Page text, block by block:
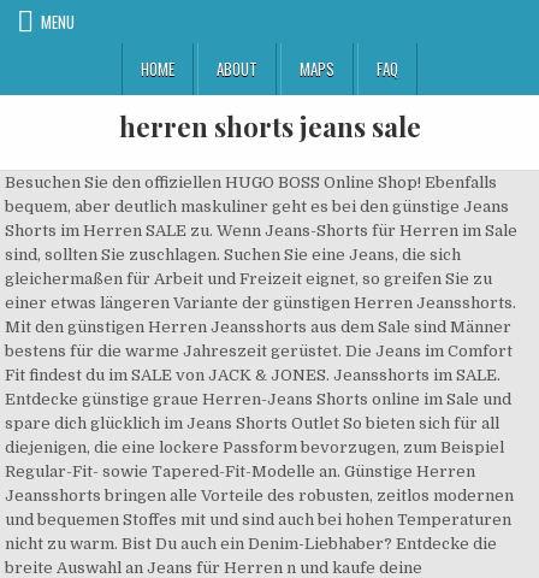
MENU
HOME
ABOUT MAPS FAQ
herren shorts jeans sale
Besuchen Sie den offiziellen HUGO BOSS Online Shop! Ebenfalls bequem, aber deutlich maskuliner geht es bei den günstige Jeans Shorts im Herren SALE zu. Wenn Jeans-Shorts für Herren im Sale sind, sollten Sie zuschlagen. Suchen Sie eine Jeans, die sich gleichermaßen für Arbeit und Freizeit eignet, so greifen Sie zu einer etwas längeren Variante der günstigen Herren Jeansshorts. Mit den günstigen Herren Jeansshorts aus dem Sale sind Männer bestens für die warme Jahreszeit gerüstet. Die Jeans im Comfort Fit findest du im SALE von JACK & JONES. Jeansshorts im SALE. Entdecke günstige graue Herren-Jeans Shorts online im Sale und spare dich glücklich im Jeans Shorts Outlet So bieten sich für all diejenigen, die eine lockere Passform bevorzugen, zum Beispiel Regular-Fit- sowie Tapered-Fit-Modelle an. Günstige Herren Jeansshorts bringen alle Vorteile des robusten, zeitlos modernen und bequemen Stoffes mit und sind auch bei hohen Temperaturen nicht zu warm. Bist Du auch ein Denim-Liebhaber? Entdecke die breite Auswahl an Jeans für Herren n und kaufe deine Lieblingsteile. Sie können das Setzen von Cookies für die jeweiligen Zwecke entweder insgesamt akzeptieren, in dem Sie „Einverstanden” klicken, oder Ihre Cookie-Einstellungen mit einem Klick auf „Einstellungen“ nach einzelnen Kategorien von Cookies getrennt ändern. Durch die hohe Qualität, die im SALE geboten wird, sind günstige Herren Hosen immer schnell vergriffen. Etwas figurbetonter wird es hingegen mit Shorts im Slim-Fit-Schnitt. Zusätzlich können Sie auch die ideale Sonnenbrille für die warmen Sommertage finden. SSL-Verschlüsselung: Mit uns und unseren Partnern bezahlen Sie sicher und komfortabel. Wer es eleganter mag, der fügt seinem Denim-Shorts-Outfit ein schickes Blouson hinzu. Herren Bermudas von bonprix – luftige Looks für heiße Tage. Ergattern Sie im Outlet innerhalb kurzer Zeit ein Produkt, welches gefällt und Ihre Ansprüche erfüllt. Hier finden Sie eine Vielzahl preisgünstiger und reduzierter Shorts. Black & White Denim Better World Be … Als Kombinationspartner für sämtliche Varianten dienen das allseits beliebte klassische T-Shirt oder Poloshirt samt sportiven Sneakers. Kleiden Sie sich neu ein und shoppen Sie reduzierte Mode für Herren online im Jeans Fritz Sale. Entdecken Sie regelmäßig aktuelle Trends & sichern Sie sich exklusive Angebote. Ihre Einwilligung ist freiwillig. Dieser Internetauftritt gehört zur Unternehmensgruppe der Peek & Cloppenburg KG, Düsseldorf, deren Häuserstandorte Sie hier finden. So sind Herren auch bei sommerlichen Höchsttemperaturen modisch … Ebenso wie bei ihren Pendants in lang sind günstige Herren Jeansshorts mit ihrer Materialzusammensetzung der Renner in puncto angenehmem Tragekomfort. Entdecken Sie Jeans von HUGO BOSS - jetzt im Sale! Als modisches i-Tüpfelchen fungieren Kontrastnähte, Logo-Details, Bundaufschläge und kernige Karabinerketten. Entdecken Sie den großen Sale der Jeansshorts für Herren und finden Sie Ihre Favoriten zum Schnäppchenpreis. Auch die große Vielfalt der Modelle mit zahlreichen, verschiedenen Details ist an den günstigen Jeansshortsfür Herren nicht vorbeigegangen. Es gibt zwei unabhängige Unternehmen Peek & Cloppenburg mit Hauptsitzen in Düsseldorf und Hamburg. Weitere Informationen hierzu finden Sie in unseren Datenschutzbestimmungen. Männer, aufgepasst: Der Sale von TOM TAILOR ist die perfekte Gelegenheit, Deine Garderobe um luftige und lässige Shorts für die wärmeren Jahreszeiten zu erweitern! Jeans-Shorts für Herren bei LadenZeile.de - Riesige Auswahl an neuesten Fashion Trends für jeden Anlass! Versandkostenfrei! Wählen Sie durchdachte Designs und raffinierte Schnitte. Bis zu 50% reduziert Günstige Herren Jeans Shorts online kaufen › Tolle Angebote im SALE Mache jetzt Schnäppchen auf SALE % Eine Abmeldung ist jederzeit möglich. Mit unseren Shorts für Herren im Sale kannst Du Deine Männlichkeit im Frühling und Sommer stilecht in Szene setzen. Etwas figurbetonter wird es hingegen mit Shorts im Slim-Fit-Schnitt. Ein Sommer ohne kurze Hosen ist wie ein Winter ohne Minusgrade. Hier reicht die Auswahl von Denimblue über den typischen Stone Washed Look bis hin zur angesagten Destroyed-Optik. Jetzt Herren Jeans im Sale bei Diesel. Die Beimischung von Elasthan verleiht den beliebten Hosen einen gewissen Stretch und sorgt dafür, dass sie sich noch besser an die individuellen Körperformen anpasst. Schnittpräferenzen lassen sich mit günstigen Herren Jeansshorts wunderbar ausleben. Der roughe Denim-Look passt prima zu Poloshirts, einem Tank Top oder einem locker geschnittenen Hemd. Ob Nike, adidas, Billabong oder Reebook: Bei uns findest du alles, was Namen hat und mit hervorragenden Materialien und einwandfreier Verarbeitung begeistert. Entdecken Sie Shorts von HUGO BOSS - jetzt im Sale! Ähnlich verhält es sich mit den verschiedenen Waschungen. Es sind die verschiedensten Längen vertreten, sowie Shorts im klassischen Look, im Used- oder Destroyed-Look, mit Taschen oder ohne sowie in … Schnell sein lohnt sich! Entdecke Shorts für Herren im Sale von ASOS. So sind auch die Exemplare der kurzen Varianten in unterschiedlichen Farben, Schnitten und Längen erhältlich. Tipp: Die passende Oberbekleidung kannst Du hier im Herren SALE gleich mitbestellen. Einzelheiten zur Einlösung des Coupons finden Sie unter www.peek-cloppenburg.de/faq/coupons/. Durchstöbern Sie das große Sortiment und finden Sie Ihre neue Lieblingsjeans für heiße Tage und kombinieren Sie es doch mit dem immer modischen Karohemd. Nur für Männer: Herren Jeans Sale ⬌ 100 Tage Rückgaberecht ♦ Top Qualität ♦ Kostenloser Versand & schnelle Lieferung ♦ Entdecken Sie moderne Looks bei ANSON'S Da eignen sich vorallem die trendy verspiegelten Sonnenbrillen. Unsere Denim-Shorts für Herren im Sale sind ideal für einen tollen Retro-Look. Kurze Hosen aus Denim gehören in den Urlaubskoffer, wenn die Wetter-App für … Männer können entweder zum klassischen Bluejeans-Exemplar oder zu Modellen in Schwarz oder Weiß greifen. Herren Shorts im Sale: Der Frühling kann kommen! Preise vergleichen und bequem online kaufen! Kombiniere die kurze Hose mit einem schlichten weißen Basic T-Shirt oder einem T-shirt mit Rock‘n‘roll- oder Motorsport-Print um den echten 50er-Look perfekt zu machen. Schmale Passform aber nicht hauteng. Slim. So ist es einleuchtend, dass die Nachfrage nach einer Jeans, welche Sie auch im Sommer tragen können, schnell groß wurde. Jeansshorts für Herren im Sale: große Auswahl an Passformen. ... G-STAR RAW Herren Jeans 3301 Slim Günstige Jeansshorts für Herren kaufen und der Sommer kann kommen. Kein Kleidungsstück vermittelt nämlich Urlaubs-Feeling so gut wie Herren-Jeans-Shorts. Diese Analyse-, Marketing- und SocialMedia-Cookies können Sie frei an-und abwählen. Wer eine günstige Jeansshort für Herren benötigt, sollte sich einmal im Sale - Bereich bei Zalando.ch umschauen. Wählen Sie durchdachte Designs und raffinierte Schnitte. Eine barrierefreie Nutzung der Website wird durch die Abwahl dieser Cookies nicht verhindert. So ist es einleuchtend, dass die Nachfrage nach einer Jeans, welche Sie auch im Sommer tragen können, schnell groß wurde. Willkommen in der "Jeanshosen" Abteilung der Kategorie Bekleidung bei Amazon.de . Perfekt passen die stylischen Espandrillos für das richtige Somme Outfit. Dieser Internetauftritt gehört zur Unternehmensgruppe der Peek & Cloppenburg KG, Düsseldorf, deren Häuserstandorte Sie. Genießen Sie komfortables Shoppen mit Erfolg, ganz bequem vom heimischen Sofa aus. Herren Shorts günstig bei KiK! Lange Jeans zählen schon lange zu den beliebtesten Kleidungsstücken und haben diesen Ruf bis heute behalten. Fernab von unangenehmem Schwitzen und mit einer guten Portion an Lässigkeit gehören die bequemen Bekleidungsstücke zu den Bestsellern beim männlichen Geschlecht. Günstige kurze Jeans für Herren gehören somit zum alltäglichen Bild im Sommer. Von Kleidern über schlichte T-Shirts bis hin zu kleineren Accessoires aus sorgfältig ausgewählten Materialien: Entdecken Sie eine erlesene Auswahl an Designs mit bis zu 70 % Rabatt. Doch auch beim gemütlichen Grillabend oder beim Picknick im Park können Sie mit einer Jeans Shorts nichts falsch machen. Entdecke angesagte Jeanshosen für Herren & mache ein Schnäppchen. Jeans Shorts Skinny Fit Slim Fit Regular Fit Comfort Fit Denim Specials. Mit den günstigen Herren Jeansshorts von Zalando.at sind sie immer gut angezogen. Lange Jeans zählen schon lange zu den beliebtesten Kleidungsstücken und haben diesen Ruf bis heute behalten. Entdecken Sie das breit gefächerte und stets aktuelle Sortiment der Jeanshosen bei Zalando.at! Jetzt bei P&C Günstige Shorts & Bermudas für Herren online kaufen | 0€ Versand ⬌ 100 Tage Rückgaberecht Herren Shorts & Bermudas im Sale 2021 Gratisversand ** Der Coupon hat einen Wert von 10%, gilt ab einem Bestellwert von 60 € und ist bis zu 30 Tage nach Newsletter-Anmeldung gültig. Jack & Jones JJIRICK JJICON - Jeans Shorts - blue denim für 20 00 € (29.11.2020) versandkostenfrei b… Wir verwenden Cookies (auch von Drittanbietern) für statistische Analysen, um den Wirkungsgrad unserer Werbekampagnen zu bewerten und um Ihnen auch über diese Seite hinaus Werbung anbieten zu können, die Ihren Interessen und Ihrem Surfverhalten entspricht. Herren Jeans, günstig wie nie, gibt es jetzt im Herren SALE von ABOUT YOU. Neben preiswerter Bekleidung wie Jeans, Shirts, Hemden, Pullover und Jacken findet Mann im Jeans Fritz Sale natürlich auch Accessoires zu sensationellen Preisen. Mode für Herren jetzt in unserem Sale: Tolle Angebote auf zeitlose Designs zum Verschenken (oder Behalten). Jeans & Mode der Top-Marken im SALE bei jeans-direct.de - Bis zu 70 % reduziert Große Auswahl Jetzt Mode zu Top-Preisen reduziert kaufen! Besuchen Sie den offiziellen HUGO BOSS Online Shop! Denn die praktische Suchfunktion von Zalando.at fokussiert Ihnen den Einkauf insbesondere auf günstige Herren Jeansshorts, welche Ihre präferierten Merkmale vereinen. 501 ’93 Shorts - Jeansshorts mit Stretch-Anteil Mo